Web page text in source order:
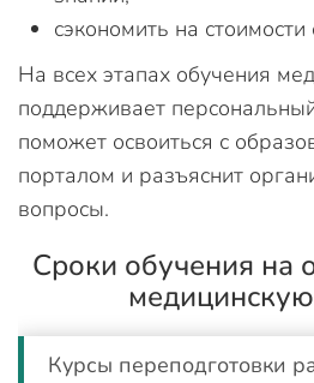
сэкономить на
На всех этапах обучения
поддерживает
поможет освоиться с
порталом и разъяснит
вопросы.
Сроки обучения на
медицинскую
Курсы переподготовки